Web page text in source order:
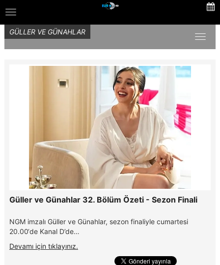
to
main
content
Toggle
navigation
GÜLLER VE GÜNAHLAR
Güller ve Günahlar 32. Bölüm Özeti - Sezon Finali
NGM imzalı Güller ve Günahlar, sezon finaliyle cumartesi
20.00‘de Kanal D’de…
Devamı için tıklayınız.